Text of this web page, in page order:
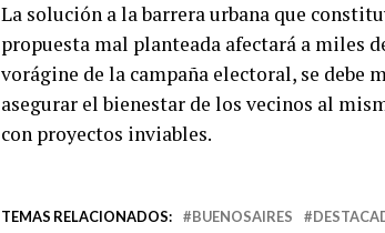
La solución a la barrera urbana que
propuesta mal planteada afectará a miles
vorágine de la campaña electoral, se debe
asegurar el bienestar de los vecinos al
con proyectos inviables.
TEMAS RELACIONADOS: BUENOSAIRES